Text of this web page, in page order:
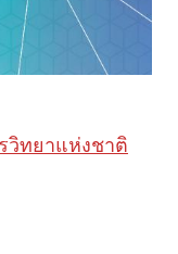
วิทยาแห่งชาติ